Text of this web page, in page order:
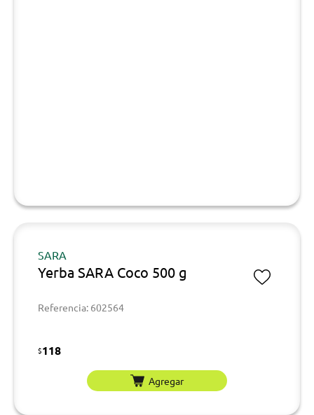
SARA
Yerba SARA Coco 500 g
Referencia: 602564
$118
Agregar